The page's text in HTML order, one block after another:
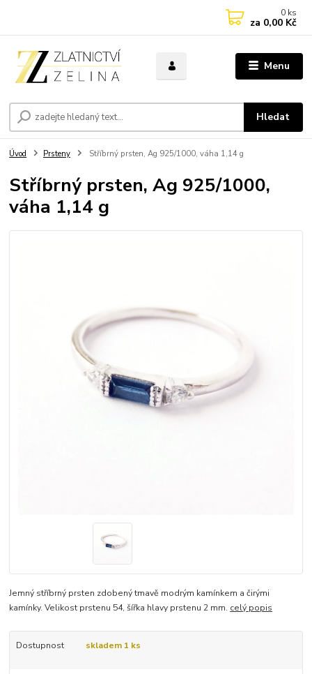
Menu
Hledat
0 ks
za 0,00 Kč
Úvod Prsteny Stříbrný prsten, Ag 925/1000, váha 1,14 g
Stříbrný prsten, Ag 925/1000,
váha 1,14 g
Jemný stříbrný prsten zdobený tmavě modrým kamínkem a čirými
kamínky. Velikost prstenu 54, šířka hlavy prstenu 2 mm. celý popis
Dostupnost skladem 1 ks